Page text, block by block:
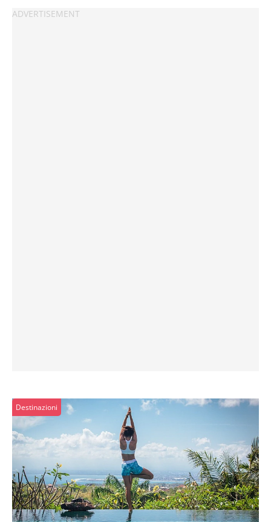
Destinazioni